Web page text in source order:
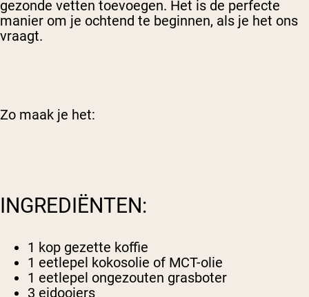
gezonde vetten toevoegen. Het is de perfecte
manier om je ochtend te beginnen, als je het ons
vraagt.
Zo maak je het:
INGREDIËNTEN:
1 kop gezette koffie
1 eetlepel kokosolie of MCT-olie
1 eetlepel ongezouten grasboter
3 eidooiers